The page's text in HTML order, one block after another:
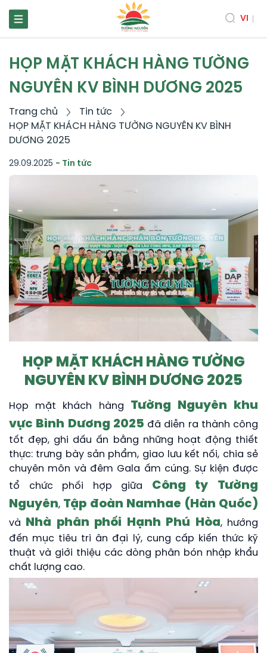
VI
HỌP MẶT KHÁCH HÀNG TƯỜNG
NGUYÊN KV BÌNH DƯƠNG 2025
Trang chủ
Tin tức
HỌP MẶT KHÁCH HÀNG TƯỜNG NGUYÊN KV BÌNH
DƯƠNG 2025
29.09.2025 - Tin tức
HỌP MẶT KHÁCH HÀNG TƯỜNG
NGUYÊN KV BÌNH DƯƠNG 2025
Họp mặt khách hàng Tường Nguyên khu
vực Bình Dương 2025 đã diễn ra thành công
tốt đẹp, ghi dấu ấn bằng những hoạt động thiết
thực: trưng bày sản phẩm, giao lưu kết nối, chia sẻ
chuyên môn và đêm Gala ấm cúng. Sự kiện được
tổ chức phối hợp giữa Công ty Tường
Nguyên, Tập đoàn Namhae (Hàn Quốc)
và Nhà phân phối Hạnh Phú Hòa, hướng
đến mục tiêu tri ân đại lý, cung cấp kiến thức kỹ
thuật và giới thiệu các dòng phân bón nhập khẩu
chất lượng cao.